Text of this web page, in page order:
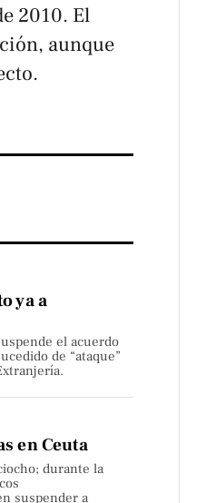
2010. El
aunque
ya a
el acuerdo
de “ataque”
en Ceuta
durante la
suspender a